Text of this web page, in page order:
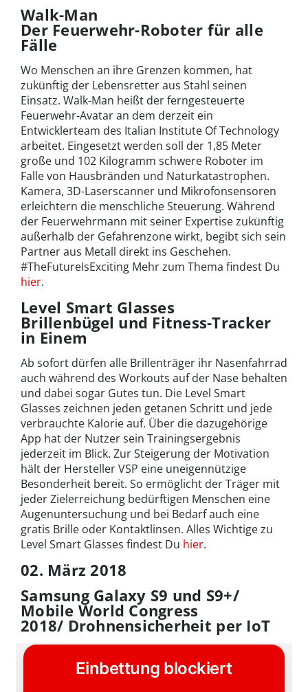
Walk-Man
Der Feuerwehr-Roboter für alle
Fälle
Wo Menschen an ihre Grenzen kommen, hat
zukünftig der Lebensretter aus Stahl seinen
Einsatz. Walk-Man heißt der ferngesteuerte
Feuerwehr-Avatar an dem derzeit ein
Entwicklerteam des Italian Institute Of Technology
arbeitet. Eingesetzt werden soll der 1,85 Meter
große und 102 Kilogramm schwere Roboter im
Falle von Hausbränden und Naturkatastrophen.
Kamera, 3D-Laserscanner und Mikrofonsensoren
erleichtern die menschliche Steuerung. Während
der Feuerwehrmann mit seiner Expertise zukünftig
außerhalb der Gefahrenzone wirkt, begibt sich sein
Partner aus Metall direkt ins Geschehen.
#TheFutureIsExciting Mehr zum Thema findest Du
hier.
Level Smart Glasses
Brillenbügel und Fitness-Tracker
in Einem
Ab sofort dürfen alle Brillenträger ihr Nasenfahrrad
auch während des Workouts auf der Nase behalten
und dabei sogar Gutes tun. Die Level Smart
Glasses zeichnen jeden getanen Schritt und jede
verbrauchte Kalorie auf. Über die dazugehörige
App hat der Nutzer sein Trainingsergebnis
jederzeit im Blick. Zur Steigerung der Motivation
hält der Hersteller VSP eine uneigennützige
Besonderheit bereit. So ermöglicht der Träger mit
jeder Zielerreichung bedürftigen Menschen eine
Augenuntersuchung und bei Bedarf auch eine
gratis Brille oder Kontaktlinsen. Alles Wichtige zu
Level Smart Glasses findest Du hier.
02. März 2018
Samsung Galaxy S9 und S9+/
Mobile World Congress
2018/ Drohnensicherheit per IoT